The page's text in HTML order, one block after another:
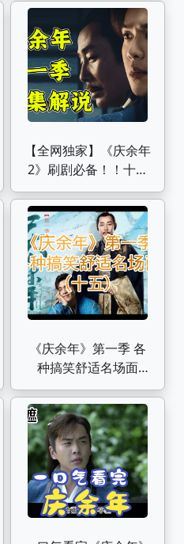
【全网独家】《庆余年
2》刷剧必备！！十万
字解说《庆余年》第一
季速看！
《庆余年》第一季 各
种搞笑舒适名场面
（十五）